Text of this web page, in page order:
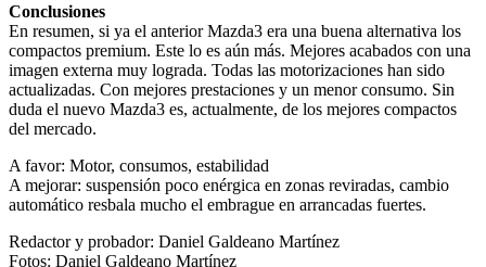
Conclusiones
En resumen, si ya el anterior Mazda3 era una buena alternativa los
compactos premium. Este lo es aún más. Mejores acabados con una
imagen externa muy lograda. Todas las motorizaciones han sido
actualizadas. Con mejores prestaciones y un menor consumo. Sin
duda el nuevo Mazda3 es, actualmente, de los mejores compactos
del mercado.
A favor: Motor, consumos, estabilidad
A mejorar: suspensión poco enérgica en zonas reviradas, cambio
automático resbala mucho el embrague en arrancadas fuertes.
Redactor y probador: Daniel Galdeano Martínez
Fotos: Daniel Galdeano Martínez